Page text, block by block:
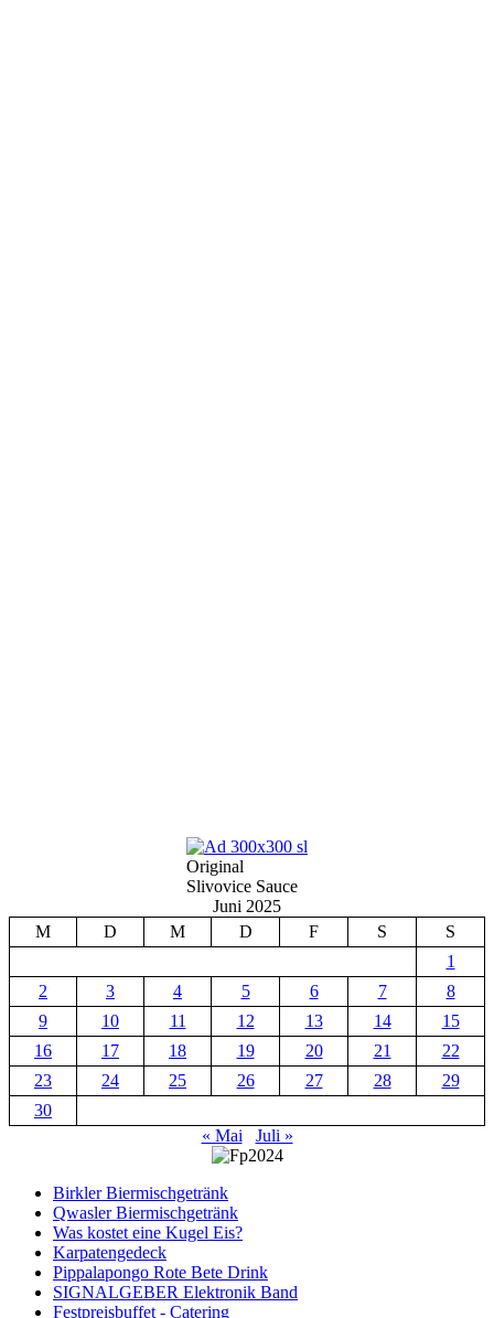
Original
Slivovice Sauce
Juni 2025
M
D M D F S
S
1
2
3 4 5 6 7
8
9
10 11 12 13 14
15
16
17 18 19 20 21
22
23
24 25 26 27 28
29
30
« Mai
Juli »
Birkler Biermischgetränk
Qwasler Biermischgetränk
Was kostet eine Kugel Eis?
Karpatengedeck
Pippalapongo Rote Bete Drink
SIGNALGEBER Elektronik Band
Festpreisbuffet - Catering